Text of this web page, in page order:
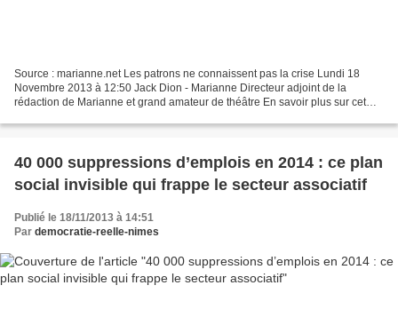
Source : marianne.net Les patrons ne connaissent pas la crise Lundi 18
Novembre 2013 à 12:50 Jack Dion - Marianne Directeur adjoint de la
rédaction de Marianne et grand amateur de théâtre En savoir plus sur cet
40 000 suppressions d’emplois en 2014 : ce plan
social invisible qui frappe le secteur associatif
Publié le 18/11/2013 à 14:51
Par democratie-reelle-nimes